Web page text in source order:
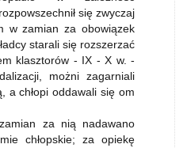
się zwyczaj
w zamian za obowiązek
starali się rozszerzać
klasztorów - IX - X w. -
możni zagarniali
a chłopi oddawali się om
za nią nadawano
chłopskie; za opiekę